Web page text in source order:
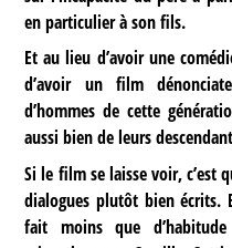
en particulier à son fils.
Et au lieu d’avoir une
d’avoir un film
d’hommes de cette
aussi bien de leurs
Si le film se laisse voir,
dialogues plutôt bien écrits.
fait moins que